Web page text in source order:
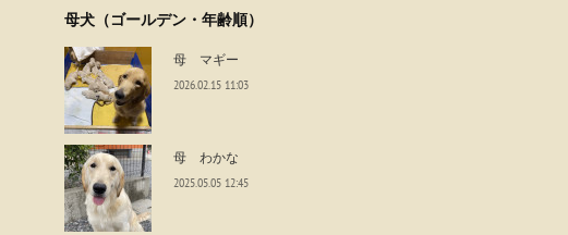
母犬（ゴールデン・年齢順）
母 マギー
2026.02.15 11:03
母 わかな
2025.05.05 12:45